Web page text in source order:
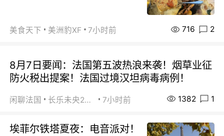
美食天下 美洲豹XF 7小时前 716 2
8月7日要闻：法国第五波热浪来袭！烟草业征
防火税出提案！法国过境汉坦病毒病例！
闲聊法国 长乐未央2015 7小时前 1382 1
埃菲尔铁塔夏夜：电音派对！